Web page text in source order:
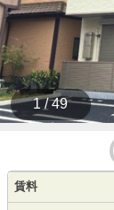
1 / 49
賃料